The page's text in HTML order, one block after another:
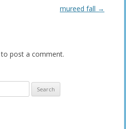
mureed fall →
to post a comment.